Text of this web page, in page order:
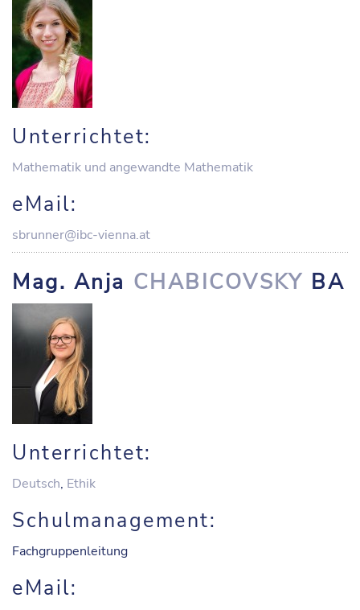
Unterrichtet:
Mathematik und angewandte Mathematik
eMail:
sbrunner@ibc-vienna.at
Mag. Anja CHABICOVSKY BA
Unterrichtet:
Deutsch, Ethik
Schulmanagement:
Fachgruppenleitung
eMail: